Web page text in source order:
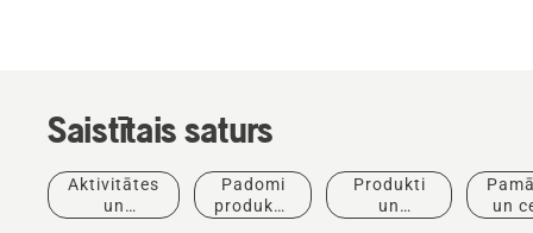
Saistītais saturs
Aktivitātes
un
Padomi
produktu
Produkti
un
un
Ainavu